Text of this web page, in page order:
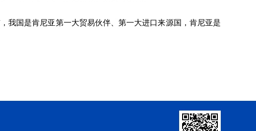
我国是肯尼亚第一大贸易伙伴、第一大进口来源国，肯尼亚是